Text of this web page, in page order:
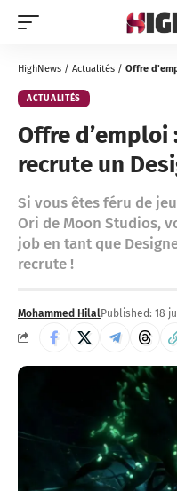
HighNews / Actualités / Offre
ACTUALITÉS
Offre d’emploi
recrute un
Si vous êtes féru de
Ori de Moon Studios,
job en tant que
recrute !
Mohammed HilalPublished: 18